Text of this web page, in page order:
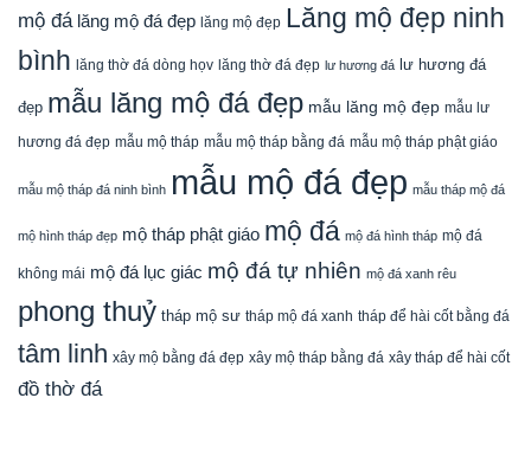
mộ đá lăng mộ đá đẹp lăng mộ đẹp Lăng mộ đẹp ninh
bình lăng thờ đá dòng họv lăng thờ đá đẹp lư hương đá lư hương đá
đẹp mẫu lăng mộ đá đẹp mẫu lăng mộ đẹp mẫu lư
hương đá đẹp mẫu mộ tháp mẫu mộ tháp bằng đá mẫu mộ tháp phật giáo
mẫu mộ tháp đá ninh bình mẫu mộ đá đẹp mẫu tháp mộ đá
mộ hình tháp đẹp mộ tháp phật giáo mộ đá mộ đá hình tháp mộ đá
không mái mộ đá lục giác mộ đá tự nhiên mộ đá xanh rêu
phong thuỷ tháp mộ sư tháp mộ đá xanh tháp để hài cốt bằng đá
tâm linh xây mộ bằng đá đẹp xây mộ tháp bằng đá xây tháp để hài cốt
đồ thờ đá